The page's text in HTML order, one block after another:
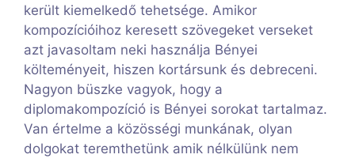
került kiemelkedő tehetsége. Amikor
kompozícióihoz keresett szövegeket verseket
azt javasoltam neki használja Bényei
költeményeit, hiszen kortársunk és debreceni.
Nagyon büszke vagyok, hogy a
diplomakompozíció is Bényei sorokat tartalmaz.
Van értelme a közösségi munkának, olyan
dolgokat teremthetünk amik nélkülünk nem